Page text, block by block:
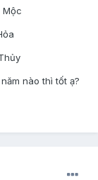
Mộc
nào thì tốt ạ?